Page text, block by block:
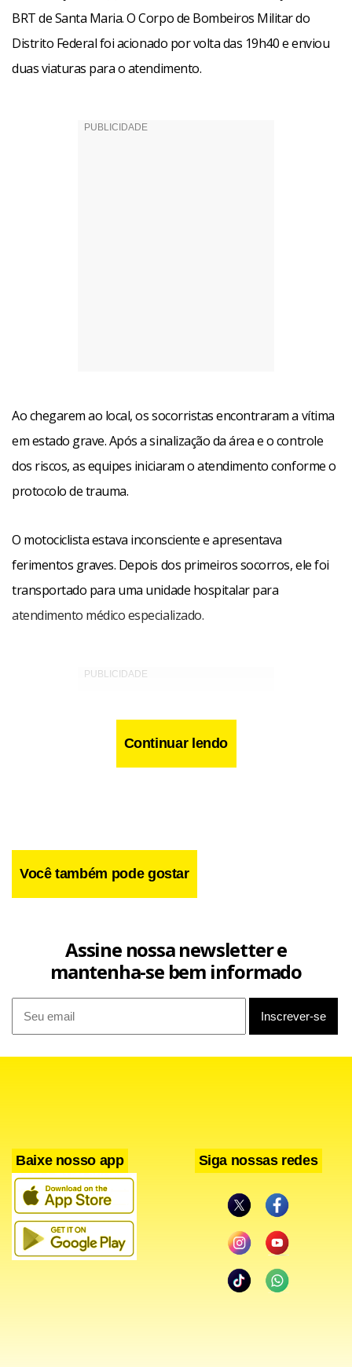
BRT de Santa Maria. O Corpo de Bombeiros Militar do
Distrito Federal foi acionado por volta das 19h40 e enviou
duas viaturas para o atendimento.
Ao chegarem ao local, os socorristas encontraram a vítima
em estado grave. Após a sinalização da área e o controle
dos riscos, as equipes iniciaram o atendimento conforme o
protocolo de trauma.
O motociclista estava inconsciente e apresentava
ferimentos graves. Depois dos primeiros socorros, ele foi
transportado para uma unidade hospitalar para
atendimento médico especializado.
A Polícia Rodoviária Federal ficou responsável pelo local
momento, não há informações sobre a dinâmica do
acidente.
Continuar lendo
Você também pode gostar
Assine nossa newsletter e
mantenha-se bem informado
Baixe nosso app Siga nossas redes